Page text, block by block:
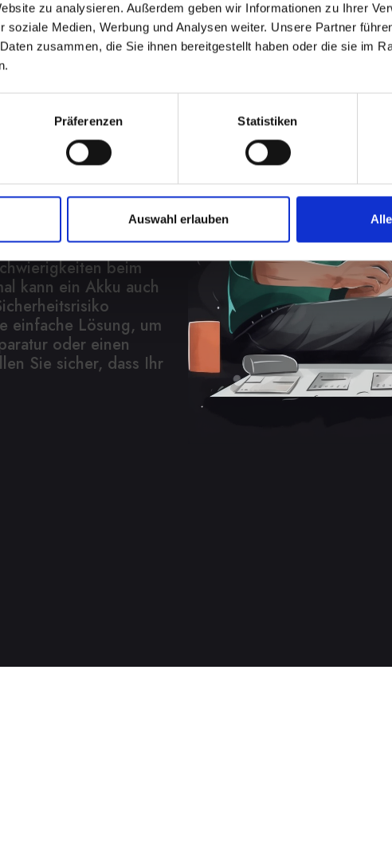
zu analysieren. Außerdem geben wir Informationen zu Ihrer
soziale Medien, Werbung und Analysen weiter. Unsere Partner
zusammen, die Sie ihnen bereitgestellt haben oder die sie im
Präferenzen Statistiken
Auswahl erlauben
bei
in
Sie
IPHONE-11
wenn Sie
Von
beim
kann ein Akku auch
einfache Lösung, um
oder einen
Sie sicher, dass Ihr